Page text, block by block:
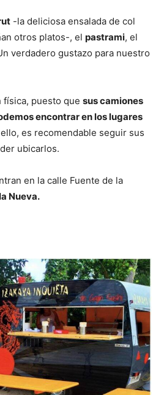
-la deliciosa ensalada de col
otros platos-, el pastrami, el
verdadero gustazo para nuestro
física, puesto que sus camiones
encontrar en los lugares
es recomendable seguir sus
ubicarlos.
en la calle Fuente de la
Nueva.